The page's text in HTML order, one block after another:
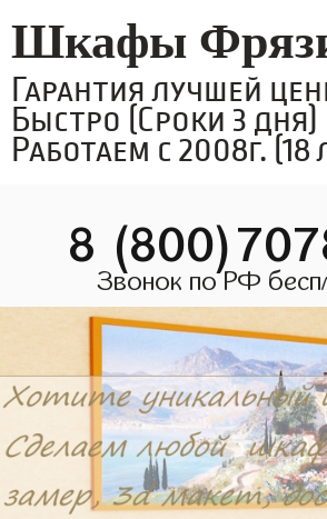
Шкафы
Гарантия лучшей
Быстро (Сроки 3 дня)
Работаем с 2008г. (18
8
Звонок по РФ